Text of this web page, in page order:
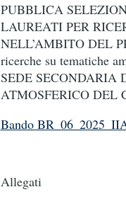
PUBBLICA
LAUREATI PER
NELL’AMBITO DEL
ricerche su tematiche
SEDE SECONDARIA
ATMOSFERICO DEL
Bando
Allegati